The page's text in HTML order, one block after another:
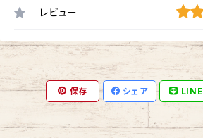
レビュー
保存 シェア LINE